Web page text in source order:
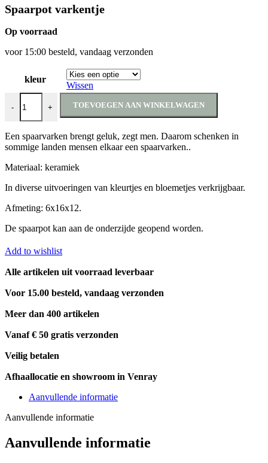
Spaarpot varkentje
Op voorraad
voor 15:00 besteld, vandaag verzonden
kleur
Wissen
-
Spaarpot varkentje aantal
+ TOEVOEGEN AAN WINKELWAGEN
Een spaarvarken brengt geluk, zegt men. Daarom schenken in
sommige landen mensen elkaar een spaarvarken..
Materiaal: keramiek
In diverse uitvoeringen van kleurtjes en bloemetjes verkrijgbaar.
Afmeting: 6x16x12.
De spaarpot kan aan de onderzijde geopend worden.
Add to wishlist
Alle artikelen uit voorraad leverbaar
Voor 15.00 besteld, vandaag verzonden
Meer dan 400 artikelen
Vanaf € 50 gratis verzonden
Veilig betalen
Afhaallocatie en showroom in Venray
Aanvullende informatie
Aanvullende informatie
Aanvullende informatie